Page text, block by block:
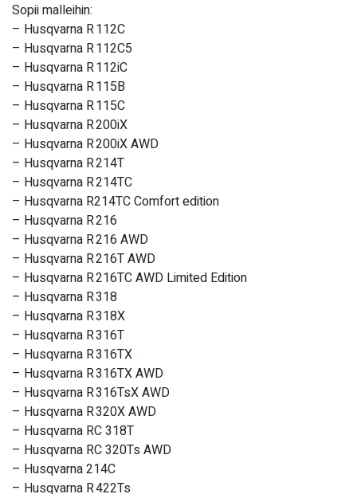
Sopii malleihin:
– Husqvarna R 112C
– Husqvarna R 112C5
– Husqvarna R 112iC
– Husqvarna R 115B
– Husqvarna R 115C
– Husqvarna R 200iX
– Husqvarna R 200iX AWD
– Husqvarna R 214T
– Husqvarna R 214TC
– Husqvarna R214TC Comfort edition
– Husqvarna R 216
– Husqvarna R 216 AWD
– Husqvarna R 216T AWD
– Husqvarna R 216TC AWD Limited Edition
– Husqvarna R 318
– Husqvarna R 318X
– Husqvarna R 316T
– Husqvarna R 316TX
– Husqvarna R 316TX AWD
– Husqvarna R 316TsX AWD
– Husqvarna R 320X AWD
– Husqvarna RC 318T
– Husqvarna RC 320Ts AWD
– Husqvarna 214C
– Husqvarna R 422Ts